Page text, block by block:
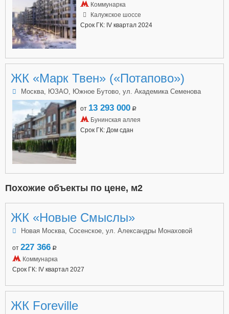
Коммунарка
Калужское шоссе
Срок ГК: IV квартал 2024
ЖК «Марк Твен» («Потапово»)
Москва, ЮЗАО, Южное Бутово, ул. Академика Семенова
от 13 293 000 a
Бунинская аллея
Срок ГК: Дом сдан
Похожие объекты по цене, м2
ЖК «Новые Смыслы»
Новая Москва, Сосенское, ул. Александры Монаховой
от 227 366 a
Коммунарка
Срок ГК: IV квартал 2027
ЖК Foreville